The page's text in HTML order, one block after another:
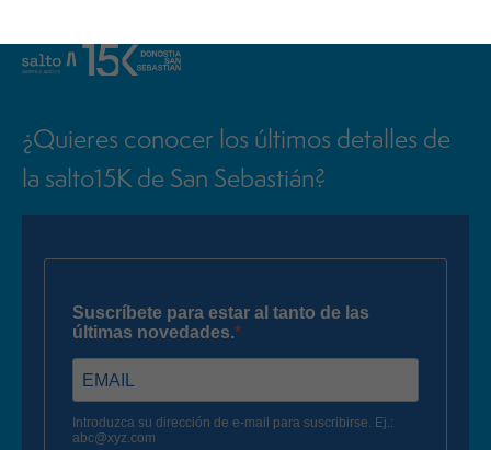
¿Quieres conocer los últimos detalles de
la salto15K de San Sebastián?